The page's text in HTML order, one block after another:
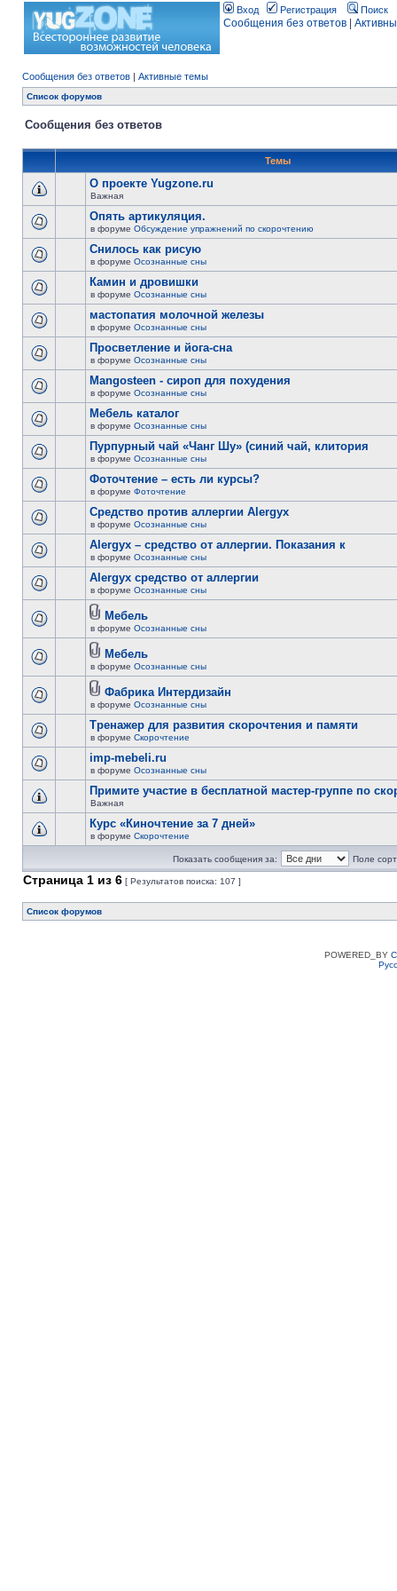
Вход Регистрация Поиск
Сообщения без ответов
Сообщения без ответов | Активные темы
Список форумов
Сообщения без ответов
Темы
О проекте Yugzone.ru
Важная
Опять артикуляция.
в форуме Обсуждение упражнений по скорочтению
Снилось как рисую
в форуме Осознанные сны
Камин и дровишки
в форуме Осознанные сны
мастопатия молочной железы
в форуме Осознанные сны
Просветление и йога-сна
в форуме Осознанные сны
Mangosteen - сироп для похудения
в форуме Осознанные сны
Мебель каталог
в форуме Осознанные сны
Пурпурный чай «Чанг Шу» (синий чай, клитория
в форуме Осознанные сны
Фоточтение – есть ли курсы?
в форуме Фоточтение
Cредство против аллергии Alergyx
в форуме Осознанные сны
Alergyx – средство от аллергии. Показания к
в форуме Осознанные сны
Alergyx средство от аллергии
в форуме Осознанные сны
Мебель
в форуме Осознанные сны
Мебель
в форуме Осознанные сны
Фабрика Интердизайн
в форуме Осознанные сны
Тренажер для развития скорочтения и памяти
в форуме Скорочтение
imp-mebeli.ru
в форуме Осознанные сны
Примите участие в бесплатной мастер-группе по
Важная
Курс «Киночтение за 7 дней»
в форуме Скорочтение
Показать сообщения за: Поле
Страница 1 из 6 [ Результатов поиска: 107 ]
Список форумов
POWERED_BY